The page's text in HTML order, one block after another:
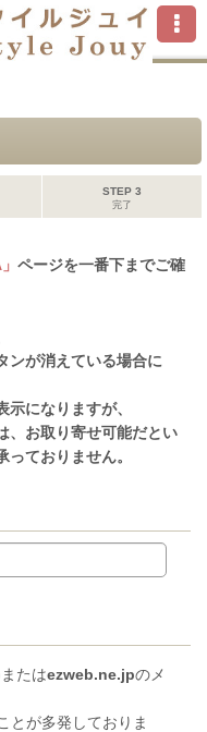
STEP 3
完了
ページを一番下までご確
ンが消えている場合に
になりますが、
、お取り寄せ可能だとい
ておりません。
またはezweb.ne.jpのメ
とが多発しておりま